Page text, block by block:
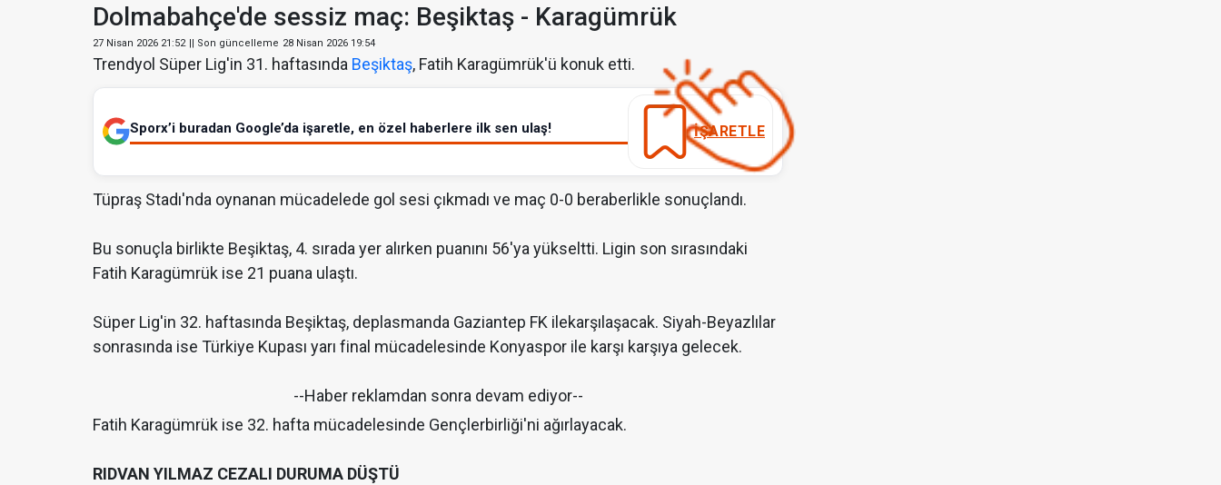
Dolmabahçe'de sessiz maç: Beşiktaş - Karagümrük
27 Nisan 2026 21:52 || Son güncelleme 28 Nisan 2026 19:54
Trendyol Süper Lig'in 31. haftasında Beşiktaş, Fatih Karagümrük'ü konuk etti.
Sporx’i buradan Google’da işaretle, en özel haberlere ilk sen ulaş! İŞARETLE
Tüpraş Stadı'nda oynanan mücadelede gol sesi çıkmadı ve maç 0-0 beraberlikle sonuçlandı.
Bu sonuçla birlikte Beşiktaş, 4. sırada yer alırken puanını 56'ya yükseltti. Ligin son sırasındaki
Fatih Karagümrük ise 21 puana ulaştı.
Süper Lig'in 32. haftasında Beşiktaş, deplasmanda Gaziantep FK ilekarşılaşacak. Siyah-Beyazlılar
sonrasında ise Türkiye Kupası yarı final mücadelesinde Konyaspor ile karşı karşıya gelecek.
--Haber reklamdan sonra devam ediyor--
Fatih Karagümrük ise 32. hafta mücadelesinde Gençlerbirliği'ni ağırlayacak.
RIDVAN YILMAZ CEZALI DURUMA DÜŞTÜ